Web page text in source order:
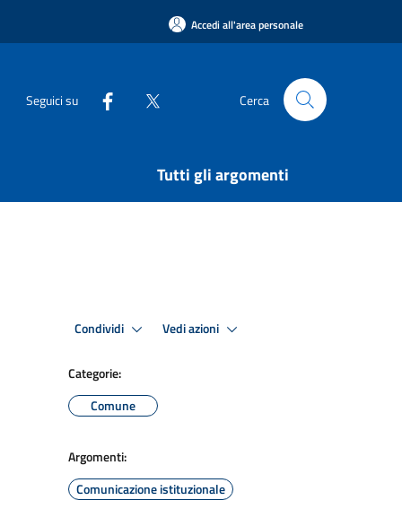
Accedi all'area personale
Seguici su Cerca
Tutti gli argomenti
Condividi Vedi azioni
Categorie:
Comune
Argomenti:
Comunicazione istituzionale